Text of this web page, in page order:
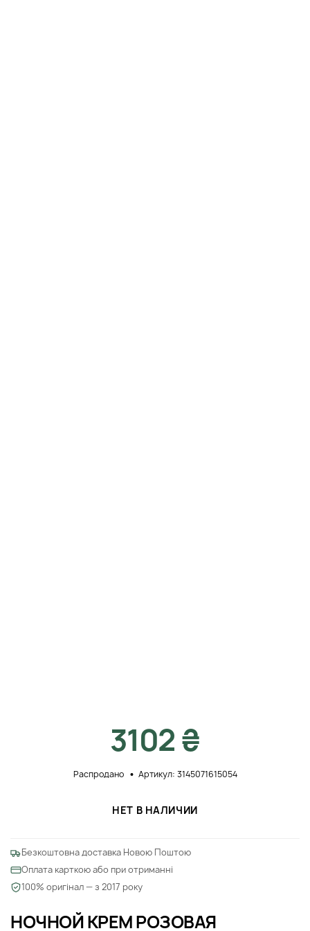
НОЧНОЙ КРЕМ РОЗОВАЯ
3102 ₴
Распродано Артикул: 3145071615054
НЕТ В НАЛИЧИИ
Безкоштовна доставка Новою Поштою
Оплата карткою або при отриманні
100% оригінал — з 2017 року